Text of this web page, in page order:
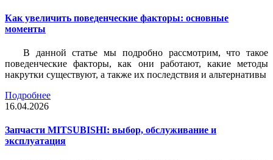
Как увеличить поведенческие факторы: основные
моменты
В данной статье мы подробно рассмотрим, что такое
поведенческие факторы, как они работают, какие методы
накрутки существуют, а также их последствия и альтернативы
Подробнее
16.04.2026
Запчасти MITSUBISHI: выбор, обслуживание и
эксплуатация